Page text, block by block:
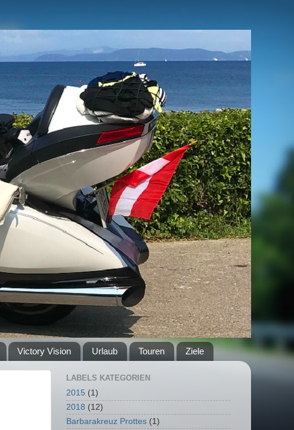
Victory Vision Urlaub Touren Ziele
LABELS KATEGORIEN
2015 (1)
2018 (12)
Barbarakreuz Prottes (1)